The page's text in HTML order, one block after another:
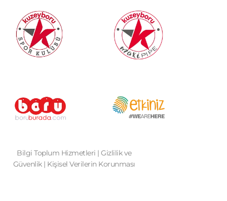
Bilgi Toplum Hizmetleri |Gizlilik ve
Güvenlik| Kişisel Verilerin Korunması